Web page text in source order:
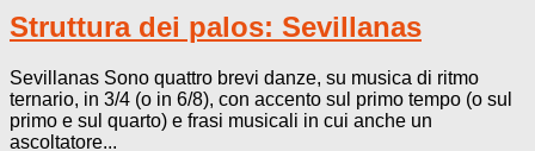
Struttura dei palos: Sevillanas
Sevillanas Sono quattro brevi danze, su musica di ritmo
ternario, in 3/4 (o in 6/8), con accento sul primo tempo (o sul
primo e sul quarto) e frasi musicali in cui anche un
ascoltatore...